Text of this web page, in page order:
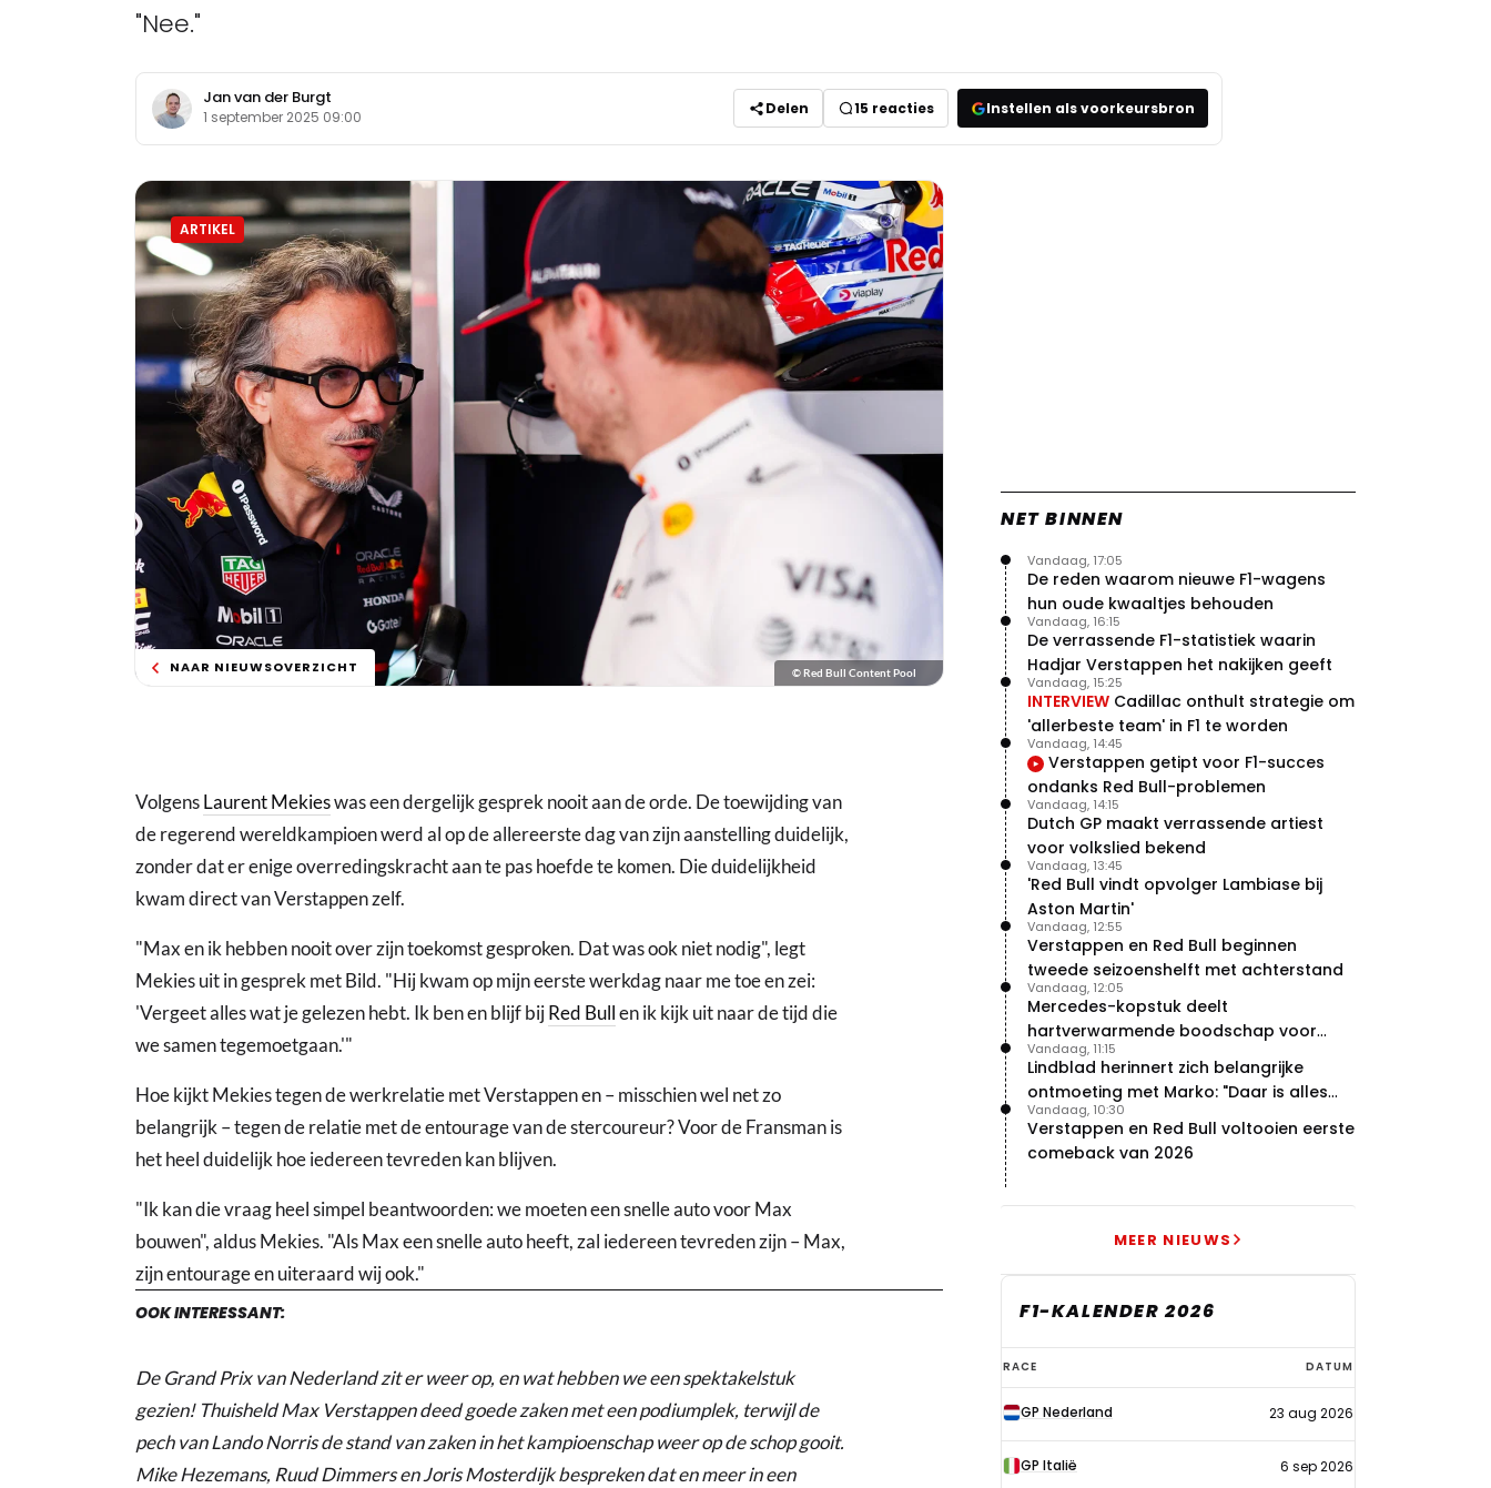
"Nee."
Jan van der Burgt
1 september 2025 09:00 Delen 15 reacties Instellen als voorkeursbron
ARTIKEL
NAAR NIEUWSOVERZICHT © Red Bull Content Pool
VolgensLaurent Mekieswas een dergelijk gesprek nooit aan de orde. De toewijding van
de regerend wereldkampioen werd al op de allereerste dag van zijn aanstelling duidelijk,
zonder dat er enige overredingskracht aan te pas hoefde te komen. Die duidelijkheid
kwam direct van Verstappen zelf.
"Max en ik hebben nooit over zijn toekomst gesproken. Dat was ook niet nodig", legt
Mekies uit in gesprek met Bild. "Hij kwam op mijn eerste werkdag naar me toe en zei:
'Vergeet alles wat je gelezen hebt. Ik ben en blijf bijRed Bullen ik kijk uit naar de tijd die
we samen tegemoetgaan.'"
Hoe kijkt Mekies tegen de werkrelatie met Verstappen en – misschien wel net zo
belangrijk – tegen de relatie met de entourage van de stercoureur? Voor de Fransman is
het heel duidelijk hoe iedereen tevreden kan blijven.
"Ik kan die vraag heel simpel beantwoorden: we moeten een snelle auto voor Max
bouwen", aldus Mekies. "Als Max een snelle auto heeft, zal iedereen tevreden zijn – Max,
zijn entourage en uiteraard wij ook."
OOK INTERESSANT:
De Grand Prix van Nederland zit er weer op, en wat hebben we een spektakelstuk
gezien! Thuisheld Max Verstappen deed goede zaken met een podiumplek, terwijl de
pech van Lando Norris de stand van zaken in het kampioenschap weer op de schop gooit.
Mike Hezemans, Ruud Dimmers en Joris Mosterdijk bespreken dat en meer in een
NET BINNEN
De reden waarom nieuwe F1-wagens
hun oude kwaaltjes behouden
Vandaag, 17:05
De verrassende F1-statistiek waarin
Hadjar Verstappen het nakijken geeft
Vandaag, 16:15
INTERVIEW Cadillac onthult strategie om
'allerbeste team' in F1 te worden
Vandaag, 15:25
Verstappen getipt voor F1-succes
ondanks Red Bull-problemen
Vandaag, 14:45
Dutch GP maakt verrassende artiest
voor volkslied bekend
Vandaag, 14:15
'Red Bull vindt opvolger Lambiase bij
Aston Martin'
Vandaag, 13:45
Verstappen en Red Bull beginnen
tweede seizoenshelft met achterstand
Vandaag, 12:55
Mercedes-kopstuk deelt
hartverwarmende boodschap voor
overstap naar Red Bull
Vandaag, 12:05
Lindblad herinnert zich belangrijke
ontmoeting met Marko: "Daar is alles
echt begonnen"
Vandaag, 11:15
Verstappen en Red Bull voltooien eerste
comeback van 2026
Vandaag, 10:30
MEER NIEUWS
F1-KALENDER 2026
F1-
kalender
2026
RACE DATUM
GP Nederland 23 aug 2026
GP Italië 6 sep 2026